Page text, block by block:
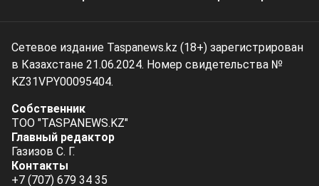
Сетевое издание Taspanews.kz (18+) зарегистрирован
в Казахстане 21.06.2024. Номер свидетельства №
KZ31VPY00095404.
Собственник
ТОО "TASPANEWS.KZ"
Главный редактор
Газизов С. Г.
Контакты
+7 (707) 679 34 35